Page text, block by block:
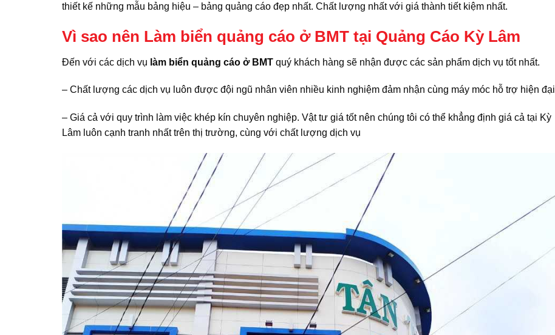
thiết kế những mẫu bảng hiệu – bảng quảng cáo đẹp nhất. Chất lượng nhất với giá thành tiết kiệm nhất.
Vì sao nên Làm biển quảng cáo ở BMT tại Quảng Cáo Kỳ Lâm
Đến với các dịch vụ làm biển quảng cáo ở BMT quý khách hàng sẽ nhận được các sản phẩm dịch vụ tốt nhất.
– Chất lượng các dịch vụ luôn được đội ngũ nhân viên nhiều kinh nghiệm đảm nhận cùng máy móc hỗ trợ hiện đại
– Giá cả với quy trình làm việc khép kín chuyên nghiệp. Vật tư giá tốt nên chúng tôi có thể khẳng định giá cả tại Kỳ
Lâm luôn cạnh tranh nhất trên thị trường, cùng với chất lượng dịch vụ